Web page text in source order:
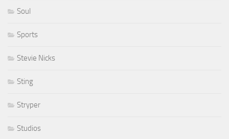
Soul
Sports
Stevie Nicks
Sting
Stryper
Studios